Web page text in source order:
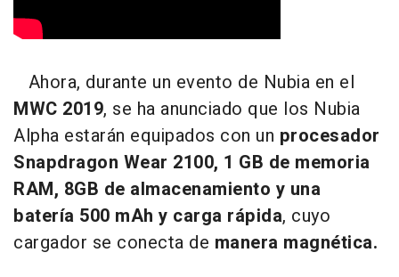
Ahora, durante un evento de Nubia en el
MWC 2019, se ha anunciado que los Nubia
Alpha estarán equipados con un procesador
Snapdragon Wear 2100, 1 GB de memoria
RAM, 8GB de almacenamiento y una
batería 500 mAh y carga rápida, cuyo
cargador se conecta de manera magnética.